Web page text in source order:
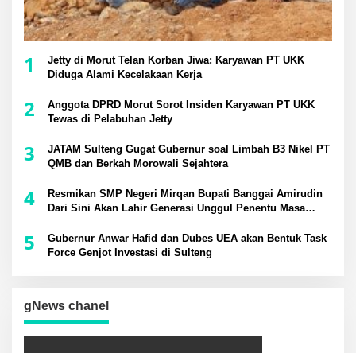
1
Jetty di Morut Telan Korban Jiwa: Karyawan PT UKK
Diduga Alami Kecelakaan Kerja
2
Anggota DPRD Morut Sorot Insiden Karyawan PT UKK
Tewas di Pelabuhan Jetty
3
JATAM Sulteng Gugat Gubernur soal Limbah B3 Nikel PT
QMB dan Berkah Morowali Sejahtera
4
Resmikan SMP Negeri Mirqan Bupati Banggai Amirudin
Dari Sini Akan Lahir Generasi Unggul Penentu Masa
5
Gubernur Anwar Hafid dan Dubes UEA akan Bentuk Task
Force Genjot Investasi di Sulteng
gNews chanel